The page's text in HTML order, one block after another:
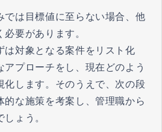
では目標値に至らない場合、他
要があります。
は対象となる案件をリスト化
アプローチをし、現在どのよう
化します。そのうえで、次の段
的な施策を考案し、管理職から
ょう。